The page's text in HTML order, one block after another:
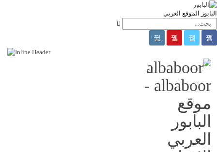
البابور الموقع العربي
albaboor -
موقع
البابور
العربي